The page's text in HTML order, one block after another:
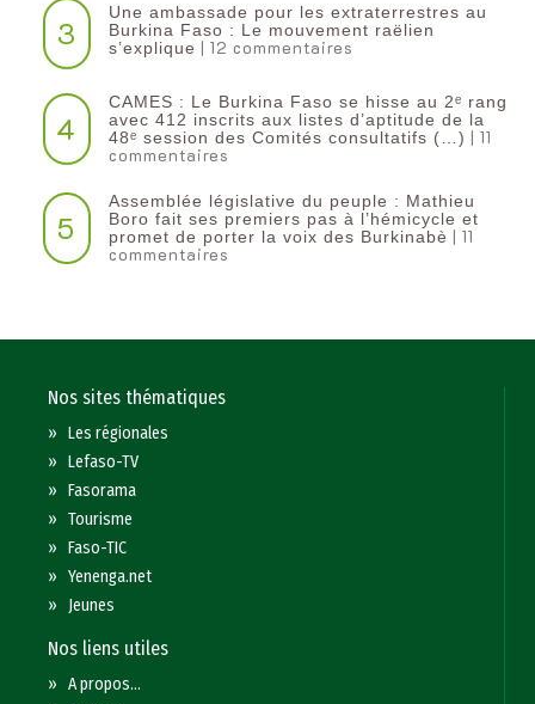
3
Une ambassade pour les extraterrestres au
Burkina Faso : Le mouvement raëlien
s’explique | 12 commentaires
4
CAMES : Le Burkina Faso se hisse au 2ᵉ rang
avec 412 inscrits aux listes d’aptitude de la
48ᵉ session des Comités consultatifs (…) | 11
commentaires
5
Assemblée législative du peuple : Mathieu
Boro fait ses premiers pas à l’hémicycle et
promet de porter la voix des Burkinabè | 11
commentaires
Nos sites thématiques
»Les régionales
»Lefaso-TV
»Fasorama
»Tourisme
»Faso-TIC
»Yenenga.net
» Jeunes
Nos liens utiles
»A propos...